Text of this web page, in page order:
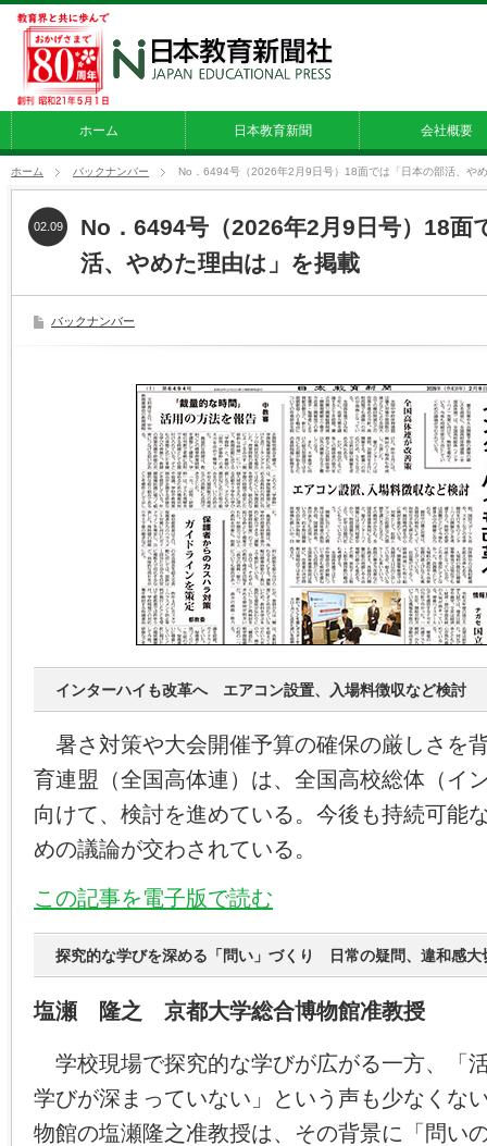
ホーム 日本教育新聞 会社概要
ホーム バックナンバー No．6494号（2026年2月9日号）18面では「日本の部活、や
No．6494号（2026年2月9日号）18面
活、やめた理由は」を掲載
02.09
バックナンバー
インターハイも改革へ エアコン設置、入場料徴収など検討
暑さ対策や大会開催予算の確保の厳しさを
育連盟（全国高体連）は、全国高校総体（イ
向けて、検討を進めている。今後も持続可能
めの議論が交わされている。
この記事を電子版で読む
探究的な学びを深める「問い」づくり 日常の疑問、違和感大
塩瀬 隆之 京都大学総合博物館准教授
学校現場で探究的な学びが広がる一方、「
学びが深まっていない」という声も少なくな
物館の塩瀬隆之准教授は、その背景に「問い